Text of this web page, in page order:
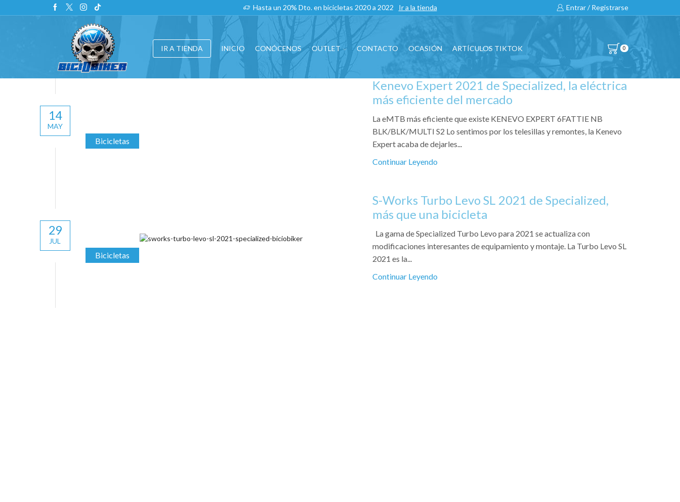
Hasta un 20% Dto. en bicicletas 2020 a 2022 Ir a la tienda Entrar / Registrarse
IR A TIENDA INICIO CONÓCENOS OUTLET CONTACTO OCASIÓN ARTÍCULOS TIKTOK 0
Bicicletas
Kenevo Expert 2021 de Specialized, la eléctrica
más eficiente del mercado
La eMTB más eficiente que existe KENEVO EXPERT 6FATTIE NB
BLK/BLK/MULTI S2 Lo sentimos por los telesillas y remontes, la Kenevo
Expert acaba de dejarles...
Continuar Leyendo
14
MAY
Bicicletas
S-Works Turbo Levo SL 2021 de Specialized,
más que una bicicleta
La gama de Specialized Turbo Levo para 2021 se actualiza con
modificaciones interesantes de equipamiento y montaje. La Turbo Levo SL
2021 es la...
Continuar Leyendo
29
JUL